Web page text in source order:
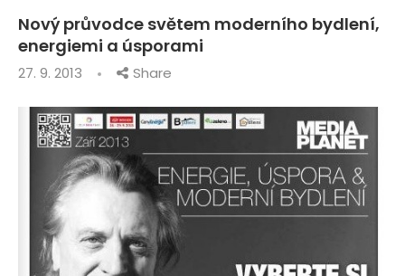
Nový průvodce světem moderního bydlení,
energiemi a úsporami
27. 9. 2013 Share